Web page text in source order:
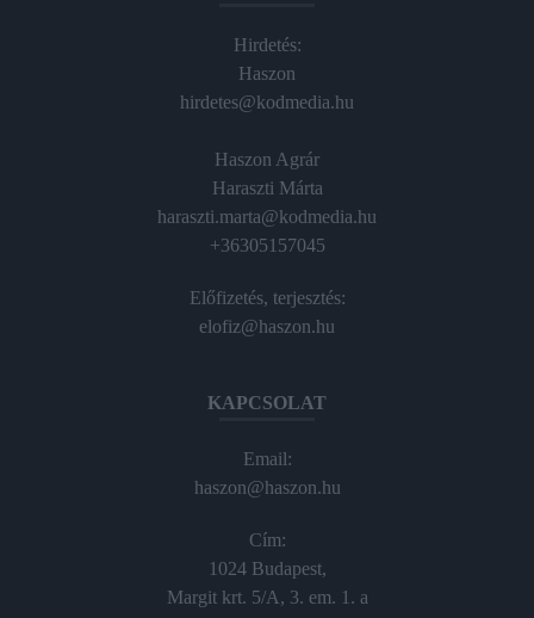
Hirdetés:
Haszon
hirdetes@kodmedia.hu
Haszon Agrár
Haraszti Márta
haraszti.marta@kodmedia.hu
+36305157045
Előfizetés, terjesztés:
elofiz@haszon.hu
KAPCSOLAT
Email:
haszon@haszon.hu
Cím:
1024 Budapest,
Margit krt. 5/A, 3. em. 1. a